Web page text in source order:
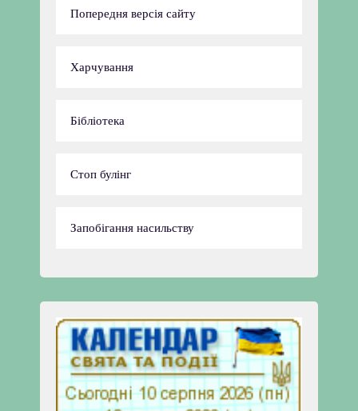
Попередня версія сайту
Харчування
Бібліотека
Стоп булінг
Запобігання насильству